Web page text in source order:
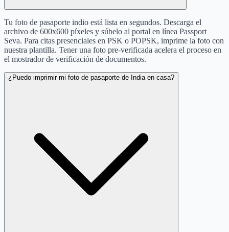
Tu foto de pasaporte indio está lista en segundos. Descarga el
archivo de 600x600 píxeles y súbelo al portal en línea Passport
Seva. Para citas presenciales en PSK o POPSK, imprime la foto con
nuestra plantilla. Tener una foto pre-verificada acelera el proceso en
el mostrador de verificación de documentos.
¿Puedo imprimir mi foto de pasaporte de India en casa?